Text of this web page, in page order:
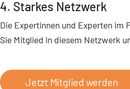
4. Starkes Netzwerk
Die Expertinnen und Experten im
Sie Mitglied in diesem Netzwerk
Jetzt Mitglied werden